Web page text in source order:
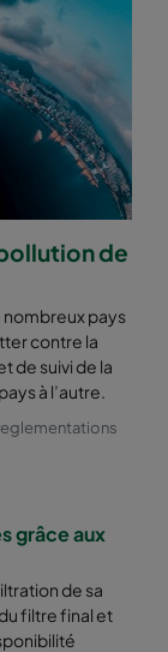
M6
M6
M6
M6
M6
M6
de
nombreux pays
contre la
de suivi de la
à l’autre.
grâce aux
de sa
filtre final et